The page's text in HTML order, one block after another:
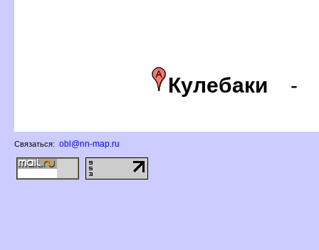
Кулебаки
Связаться: obl@nn-map.ru